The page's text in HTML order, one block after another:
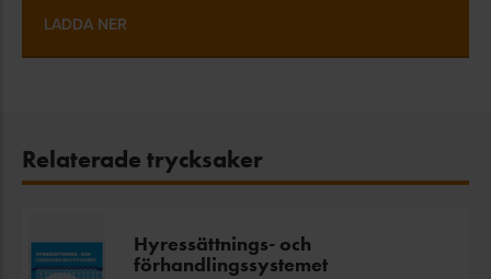
LADDA NER
Relaterade trycksaker
Hyressättnings- och
förhandlingssystemet